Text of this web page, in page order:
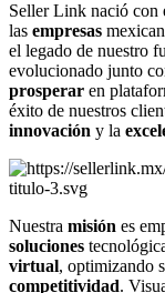
Seller Link nació con
las empresas
el legado de nuestro
evolucionado junto
prosperar en
éxito de nuestros
innovación y la
Nuestra misión es
soluciones
virtual, optimizando
competitividad.